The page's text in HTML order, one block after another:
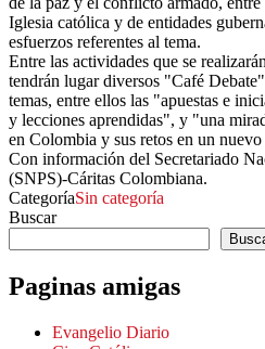
Iglesia católica y de entidades
esfuerzos referentes al tema.
Entre las actividades que se
tendrán lugar diversos "Café
temas, entre ellos las "apuestas e
y lecciones aprendidas", y "una
en Colombia y sus retos en un
Con información del Secretariado
(SNPS)-Cáritas Colombiana.
CategoríaSin categoría
Buscar
Paginas amigas
Evangelio Diario